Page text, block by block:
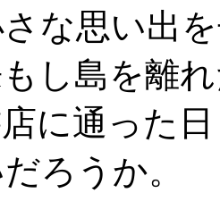
な思い出
し島を離
に通った
ろうか。